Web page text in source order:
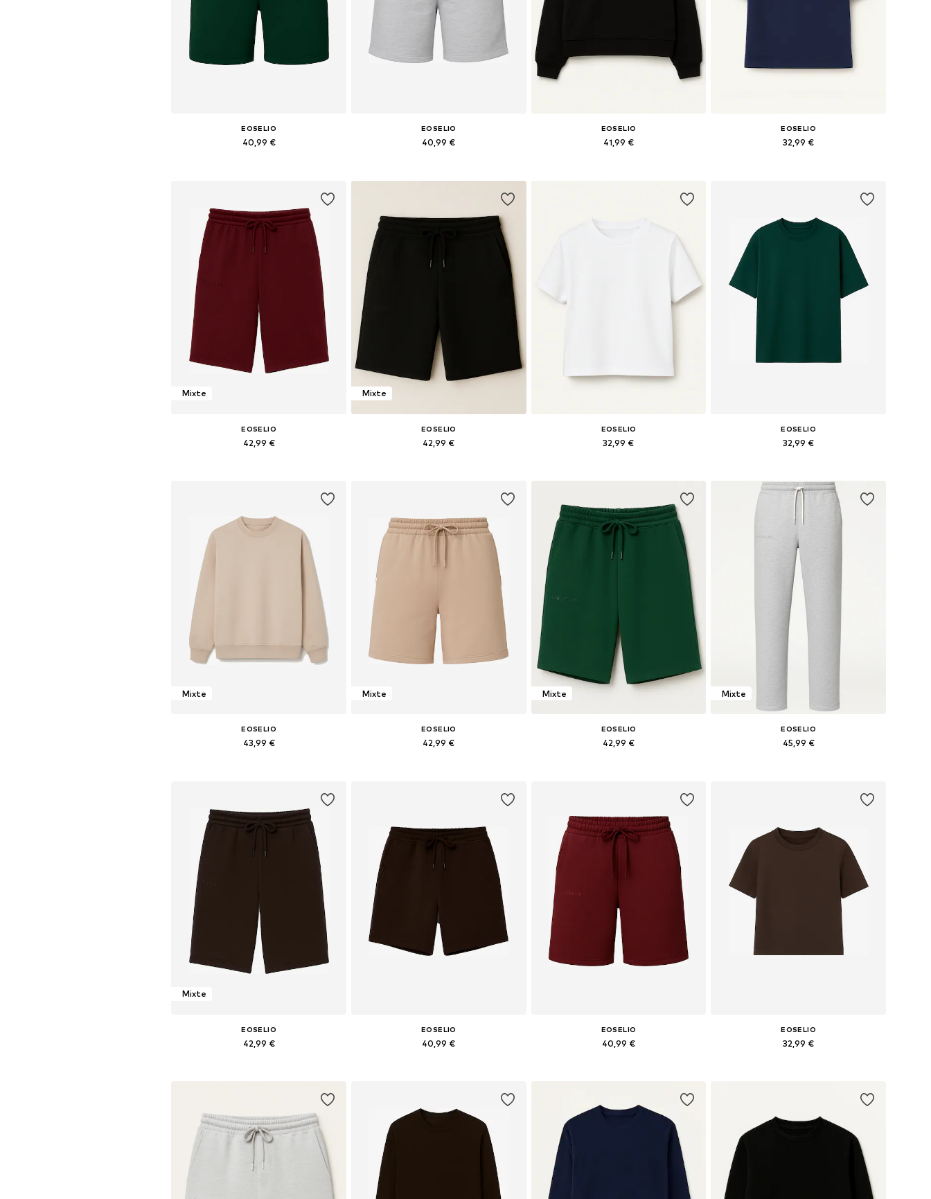
EOSELIO
40,99 €
EOSELIO
40,99 €
EOSELIO
41,99 €
EOSELIO
32,99 €
Mixte
EOSELIO
42,99 €
Mixte
EOSELIO
42,99 €
EOSELIO
32,99 €
EOSELIO
32,99 €
Ajouter au panier
Mixte
EOSELIO
43,99 €
Mixte
EOSELIO
42,99 €
Mixte
EOSELIO
42,99 €
Mixte
EOSELIO
45,99 €
Mixte
EOSELIO
42,99 €
EOSELIO
40,99 €
EOSELIO
40,99 €
EOSELIO
32,99 €